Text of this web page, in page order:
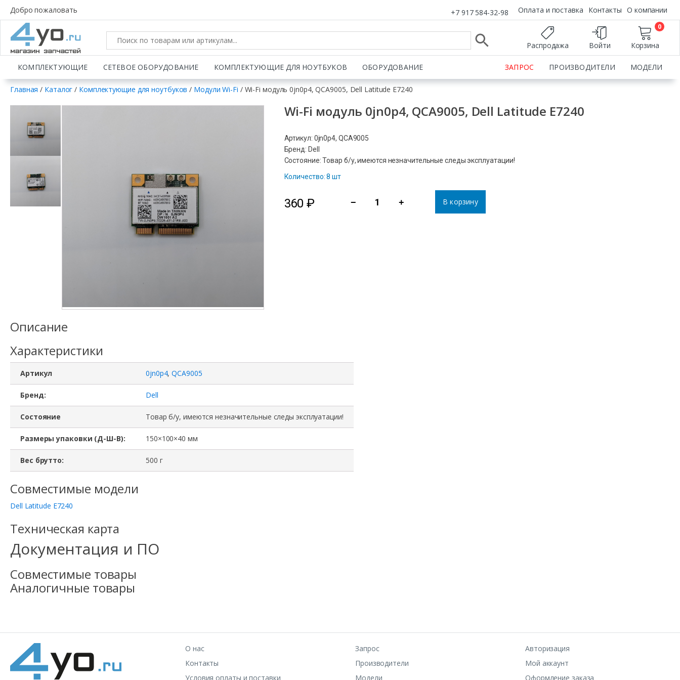
Добро пожаловать +7 917 584-32-98 Оплата и поставка Контакты О компании
Распродажа Войти Корзина
0
КОМПЛЕКТУЮЩИЕ СЕТЕВОЕ ОБОРУДОВАНИЕ КОМПЛЕКТУЮЩИЕ ДЛЯ НОУТБУКОВ ОБОРУДОВАНИЕ ЗАПРОС ПРОИЗВОДИТЕЛИ МОДЕЛИ
Главная / Каталог / Комплектующие для ноутбуков / Модули Wi-Fi / Wi-Fi модуль 0jn0p4, QCA9005, Dell Latitude E7240
Wi-Fi модуль 0jn0p4, QCA9005, Dell Latitude E7240
Артикул: 0jn0p4, QCA9005
Бренд: Dell
Состояние: Товар б/у, имеются незначительные следы эксплуатации!
Количество: 8 шт
360₽ −
Количество+ В корзину
Описание
Характеристики
Артикул 0jn0p4,QCA9005
Бренд: Dell
Состояние Товар б/у, имеются незначительные следы эксплуатации!
Размеры упаковки (Д-Ш-В): 150×100×40 мм
Вес брутто: 500 г
Совместимые модели
Dell Latitude E7240
Техническая карта
Документация и ПО
Совместимые товары
Аналогичные товары
О нас
Контакты
Условия оплаты и поставки
Запрос
Производители
Модели
Авторизация
Мой аккаунт
Оформление заказа